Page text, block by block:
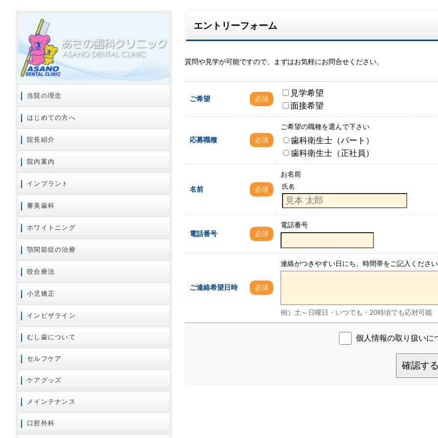
エントリーフォーム
質問や見学が可能ですので、まずはお気軽にお問合せください。
ご希望 必須
見学希望
面接希望
応募職種 必須
ご希望の職種を選んで下さい
歯科衛生士（パート）
歯科衛生士（正社員）
名前 必須
お名前
氏名
電話番号 必須
電話番号
ご連絡希望日時 必須
連絡がつきやすい日にち、時間帯をご記入ください
例）土～日曜日・いつでも・20時頃でも応対可能
個人情報の取り扱いに
確認する
当院の理念
はじめての方へ
院長紹介
院内案内
インプラント
審美歯科
ホワイトニング
顎関節症の治療
咬合療法
小児矯正
インビザライン
むし歯について
セルフケア
ケアグッズ
メインテナンス
口腔外科